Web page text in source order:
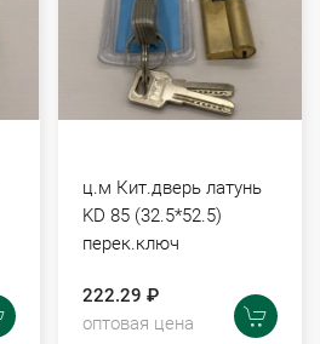
ц.м Кит.дверь латунь
KD 85 (32.5*52.5)
перек.ключ
222.29 ₽
оптовая цена